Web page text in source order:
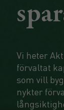
Vi heter
förvaltat
som vill
nykter